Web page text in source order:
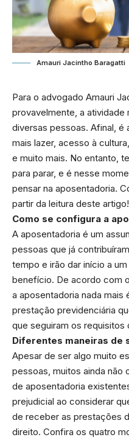
Amauri Jacintho Baragatti
Para o advogado Amauri
provavelmente, a atividade
diversas pessoas. Afinal,
mais lazer, acesso à
e muito mais. No entanto,
para parar, e é nesse
pensar na aposentadoria.
partir da leitura deste artigo!
Como se configura a
A aposentadoria é um
pessoas que já
tempo e irão dar início a
benefício. De acordo com
a aposentadoria nada
prestação previdenciária
que seguiram os requisitos
Diferentes maneiras de
Apesar de ser algo muito
pessoas, muitos ainda
de aposentadoria
prejudicial ao considerar
de receber as prestações
direito. Confira os quatro